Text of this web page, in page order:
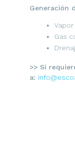
Generación
Vapor
Gas
>> Si
a: